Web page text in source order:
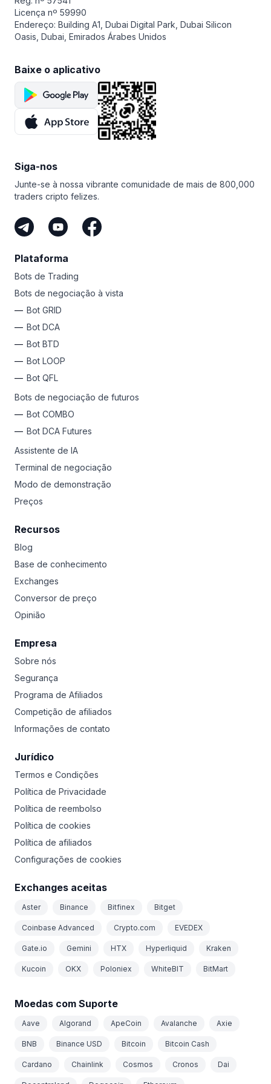
Licença nº 59990
Endereço: Building A1, Dubai Digital Park, Dubai Silicon
Oasis, Dubai, Emirados Árabes Unidos
Baixe o aplicativo
Siga-nos
Junte-se à nossa vibrante comunidade de mais de 800,000
traders cripto felizes.
Plataforma
Bots de Trading
Bots de negociação à vista
Bot GRID
Bot DCA
Bot BTD
Bot LOOP
Bot QFL
Bots de negociação de futuros
Bot COMBO
Bot DCA Futures
Assistente de IA
Terminal de negociação
Modo de demonstração
Preços
Recursos
Blog
Base de conhecimento
Exchanges
Conversor de preço
Opinião
Empresa
Sobre nós
Segurança
Programa de Afiliados
Competição de afiliados
Informações de contato
Jurídico
Termos e Condições
Política de Privacidade
Política de reembolso
Política de cookies
Política de afiliados
Configurações de cookies
Exchanges aceitas
Aster Binance Bitfinex Bitget
Coinbase Advanced Crypto.com EVEDEX
Gate.io Gemini HTX Hyperliquid Kraken
Kucoin OKX Poloniex WhiteBIT BitMart
Moedas com Suporte
Aave Algorand ApeCoin Avalanche Axie
BNB Binance USD Bitcoin Bitcoin Cash
Cardano Chainlink Cosmos Cronos Dai